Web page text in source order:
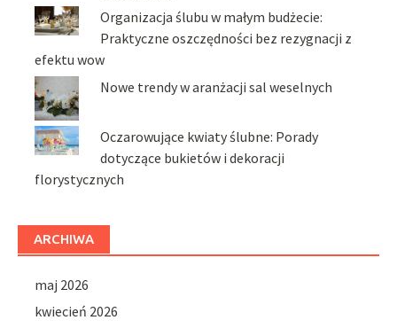
Organizacja ślubu w małym budżecie:
Praktyczne oszczędności bez rezygnacji z
efektu wow
Nowe trendy w aranżacji sal weselnych
Oczarowujące kwiaty ślubne: Porady
dotyczące bukietów i dekoracji
florystycznych
ARCHIWA
maj 2026
kwiecień 2026